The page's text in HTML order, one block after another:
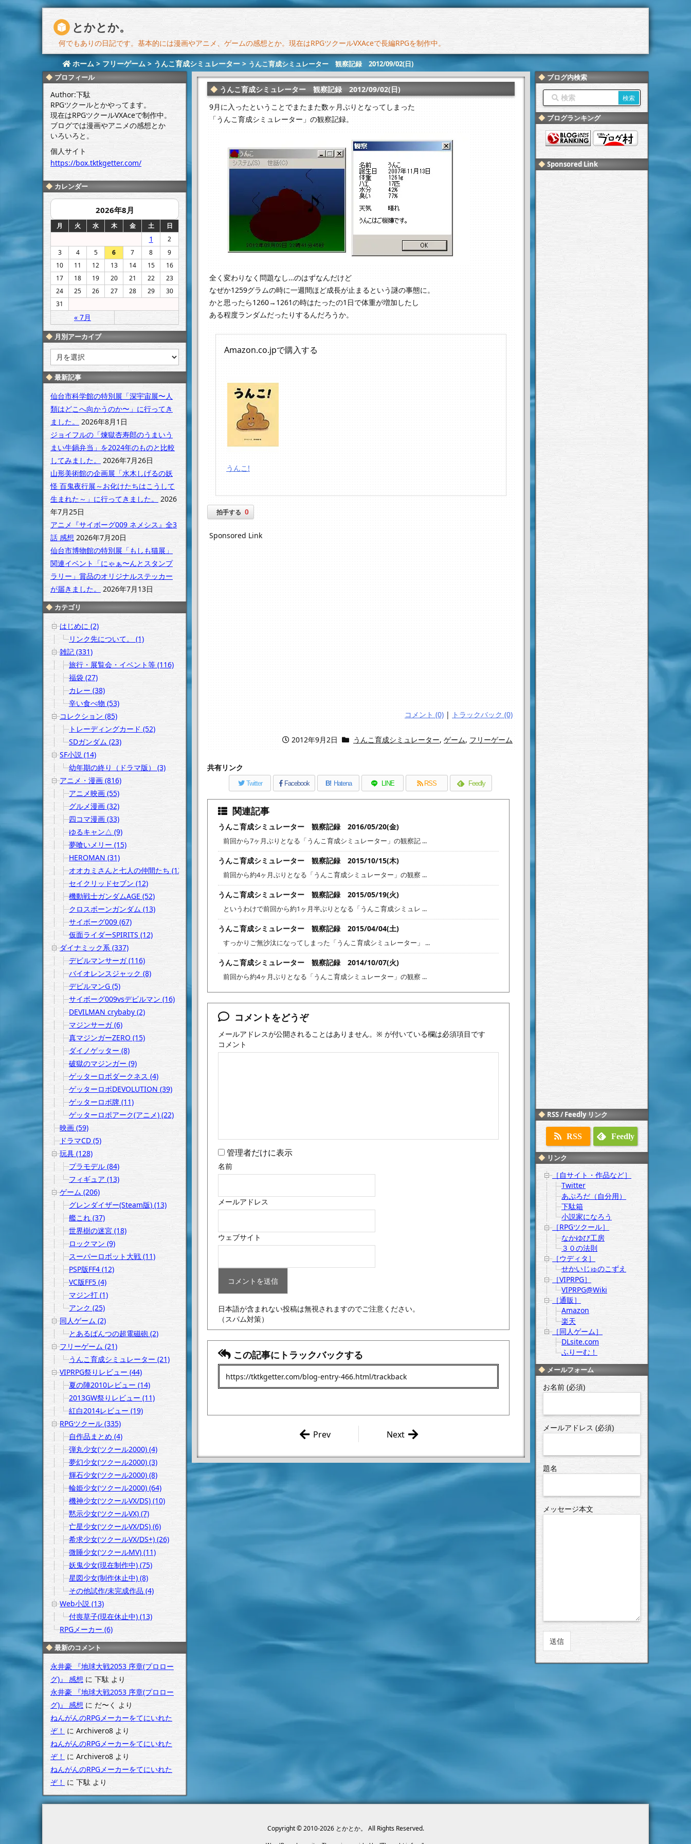
とかとか。
何でもありの日記です。基本的には漫画やアニメ、ゲームの感想とか。現在はRPGツクールVXAceで長編RPGを制作中。
ホーム > フリーゲーム > うんこ育成シミュレーター > うんこ育成シミュレーター 観察記録 2012/09/02(日)
うんこ育成シミュレーター 観察記録 2012/09/02(日)
9月に入ったということでまたまた数ヶ月ぶりとなってしまった
「うんこ育成シミュレーター」の観察記録。
全く変わりなく問題なし…のはずなんだけど
なぜか1259グラムの時に一週間ほど成長が止まるという謎の事態に。
かと思ったら1260→1261の時はたったの1日で体重が増加したし
ある程度ランダムだったりするんだろうか。
Amazon.co.jpで購入する
うんこ!
拍手する 0
Sponsored Link
コメント (0) | トラックバック (0)
2012年9月2日 うんこ育成シミュレーター, ゲーム, フリーゲーム
共有リンク
Twitter Facebook B! Hatena LINE RSS Feedly
関連記事
うんこ育成シミュレーター 観察記録 2016/05/20(金)
前回から7ヶ月ぶりとなる「うんこ育成シミュレーター」の観察記 ...
うんこ育成シミュレーター 観察記録 2015/10/15(木)
前回から約4ヶ月ぶりとなる「うんこ育成シミュレーター」の観察 ...
うんこ育成シミュレーター 観察記録 2015/05/19(火)
というわけで前回から約1ヶ月半ぶりとなる「うんこ育成シミュレ ...
うんこ育成シミュレーター 観察記録 2015/04/04(土)
すっかりご無沙汰になってしまった「うんこ育成シミュレーター」 ...
うんこ育成シミュレーター 観察記録 2014/10/07(火)
前回から約4ヶ月ぶりとなる「うんこ育成シミュレーター」の観察 ...
コメントをどうぞ
メールアドレスが公開されることはありません。 ※ が付いている欄は必須項目です
コメント
管理者だけに表示
名前
メールアドレス
ウェブサイト
日本語が含まれない投稿は無視されますのでご注意ください。
（スパム対策）
この記事にトラックバックする
ト 作品公開期間終了しまし
た。
Next
ur Grex-」制作後記 第8話
Prev
プロフィール
Author:下駄
RPGツクールとかやってます。
現在はRPGツクールVXAceで制作中。
ブログでは漫画やアニメの感想とか
いろいろと。
個人サイト
https://box.tktkgetter.com/
カレンダー
2026年8月
月 火 水 木 金 土 日
1
2
3
4 5 6 7 8
9
10
11 12 13 14 15
16
17
18 19 20 21 22
23
24
25 26 27 28 29
30
31
« 7月
月別アーカイブ
別
ア
ー
カ
イ
ブ
最新記事
仙台市科学館の特別展「深宇宙展〜人
類はどこへ向かうのか〜」に行ってき
ました。
2026年8月1日
ジョイフルの「煉獄杏寿郎のうまいう
まい牛鍋弁当」を2024年のものと比較
してみました。 2026年7月26日
山形美術館の企画展「水木しげるの妖
怪 百鬼夜行展～お化けたちはこうして
生まれた～」に行ってきました。 2026
年7月25日
アニメ『サイボーグ009 ネメシス』全3
話 感想 2026年7月20日
仙台市博物館の特別展「もしも猫展」
関連イベント「にゃぁ〜んとスタンプ
ラリー」賞品のオリジナルステッカー
が届きました。 2026年7月13日
カテゴリ
はじめに (2)
リンク先について。 (1)
雑記 (331)
旅行・展覧会・イベント等 (116)
福袋 (27)
カレー (38)
辛い食べ物 (53)
コレクション (85)
トレーディングカード (52)
SDガンダム (23)
SF小説 (14)
幼年期の終り（ドラマ版） (3)
アニメ・漫画 (816)
アニメ映画 (55)
グルメ漫画 (32)
四コマ漫画 (33)
ゆるキャン△ (9)
夢喰いメリー (15)
HEROMAN (31)
オオカミさんと七人の仲間たち (13)
セイクリッドセブン (12)
機動戦士ガンダムAGE (52)
クロスボーンガンダム (13)
サイボーグ009 (67)
仮面ライダーSPIRITS (12)
ダイナミック系 (337)
デビルマンサーガ (116)
バイオレンスジャック (8)
デビルマンG (5)
サイボーグ009vsデビルマン (16)
DEVILMAN crybaby (2)
マジンサーガ (6)
真マジンガーZERO (15)
ダイノゲッター (8)
破獄のマジンガー (9)
ゲッターロボダークネス (4)
ゲッターロボDEVOLUTION (39)
ゲッターロボ牌 (11)
ゲッターロボアーク(アニメ) (22)
映画 (59)
ドラマCD (5)
玩具 (128)
プラモデル (84)
フィギュア (13)
ゲーム (206)
グレンダイザー(Steam版) (13)
艦これ (37)
世界樹の迷宮 (18)
ロックマン (9)
スーパーロボット大戦 (11)
PSP版FF4 (12)
VC版FF5 (4)
マジン打 (1)
アンク (25)
同人ゲーム (2)
とあるぱんつの超電磁砲 (2)
フリーゲーム (21)
うんこ育成シミュレーター (21)
VIPRPG祭りレビュー (44)
夏の陣2010レビュー (14)
2013GW祭りレビュー (11)
紅白2014レビュー (19)
RPGツクール (335)
自作品まとめ (4)
弾丸少女(ツクール2000) (4)
夢幻少女(ツクール2000) (3)
輝石少女(ツクール2000) (8)
輪姫少女(ツクール2000) (64)
機神少女(ツクールVX/DS) (10)
黙示少女(ツクールVX) (7)
亡星少女(ツクールVX/DS) (6)
希求少女(ツクールVX/DS+) (26)
微睡少女(ツクールMV) (11)
妖鬼少女(現在制作中) (75)
星図少女(制作休止中) (8)
その他試作/未完成作品 (4)
Web小説 (13)
付喪草子(現在休止中) (13)
RPGメーカー (6)
最新のコメント
永井豪 『地球大戦2053 序章(プロロー
グ)』 感想に下駄より
永井豪 『地球大戦2053 序章(プロロー
グ)』 感想に だ〜くより
ねんがんのRPGメーカーをてにいれた
ぞ！にArchivero8より
ねんがんのRPGメーカーをてにいれた
ぞ！ に Archivero8より
ねんがんのRPGメーカーをてにいれた
ぞ！に 下駄より
ブログ内検索
ブログランキング
Sponsored Link
RSS / Feedly リンク
RSS Feedly
リンク
［自サイト・作品など］
Twitter
あぷろだ（自分用）
下駄箱
小説家になろう
［RPGツクール］
なかゆび工房
３０の法則
［ウディタ］
せかいじゅのこずえ
［VIPRPG］
VIPRPG@Wiki
［通販］
Amazon
楽天
［同人ゲーム］
DLsite.com
ふりーむ！
メールフォーム
お名前 (必須)
メールアドレス (必須)
題名
メッセージ本文
Copyright ©2010-2026 とかとか。 All Rights Reserved.